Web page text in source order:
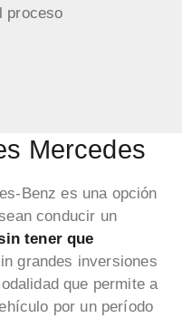
proceso
Mercedes
Benz es una opción
conducir un
tener que
grandes inversiones
que permite a
por un período